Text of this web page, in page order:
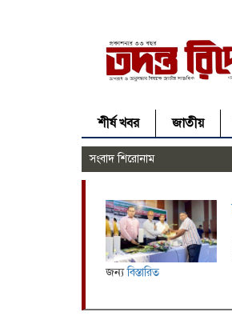
শীর্ষ খবর জাতীয়
সংবাদ শিরোনাম
জন্যবিস্তারিত